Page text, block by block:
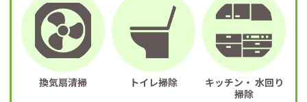
換気扇清掃 トイレ掃除
キッチン・ 水回り
掃除